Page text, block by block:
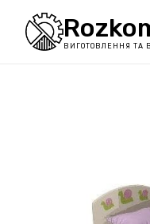
ВИГОТОВЛЕННЯ ТА